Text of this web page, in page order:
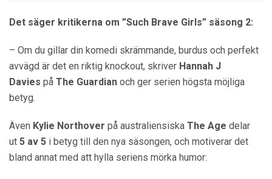
Det säger kritikerna om ”Such Brave Girls” säsong 2:
– Om du gillar din komedi skrämmande, burdus och perfekt
avvägd är det en riktig knockout, skriver Hannah J
Davies på The Guardian och ger serien högsta möjliga
betyg.
Även Kylie Northover på australiensiska The Age delar
ut 5 av 5 i betyg till den nya säsongen, och motiverar det
bland annat med att hylla seriens mörka humor: